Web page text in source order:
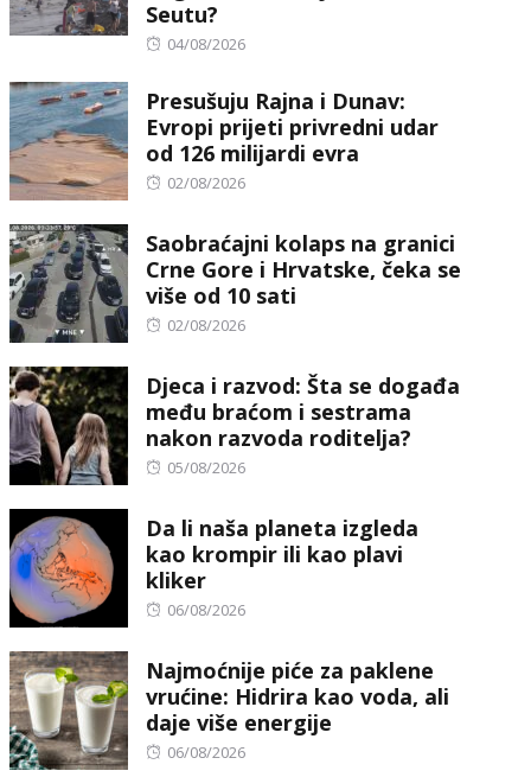
Seutu?
Posted
04/08/2026
Presušuju Rajna i Dunav:
Evropi prijeti privredni udar
od 126 milijardi evra
Posted
02/08/2026
Saobraćajni kolaps na granici
Crne Gore i Hrvatske, čeka se
više od 10 sati
Posted
02/08/2026
Djeca i razvod: Šta se događa
među braćom i sestrama
nakon razvoda roditelja?
Posted
05/08/2026
Da li naša planeta izgleda
kao krompir ili kao plavi
kliker
Posted
06/08/2026
Najmoćnije piće za paklene
vrućine: Hidrira kao voda, ali
daje više energije
Posted
06/08/2026